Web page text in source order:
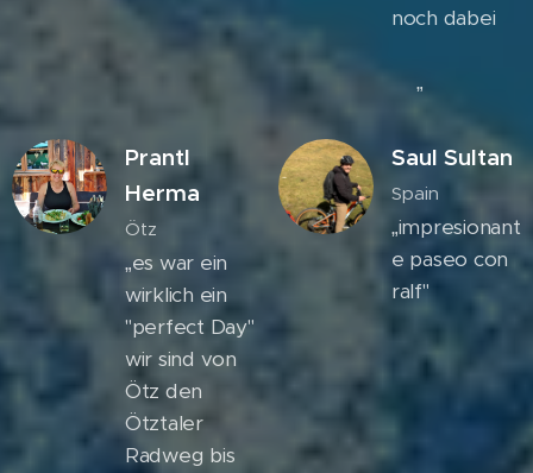
noch dabei
☑️„
Prantl
Herma
Ötz
„es war ein
wirklich ein
"perfect Day"
wir sind von
Ötz den
Ötztaler
Radweg bis
Saul Sultan
Spain
„impresionant
e paseo con
ralf"